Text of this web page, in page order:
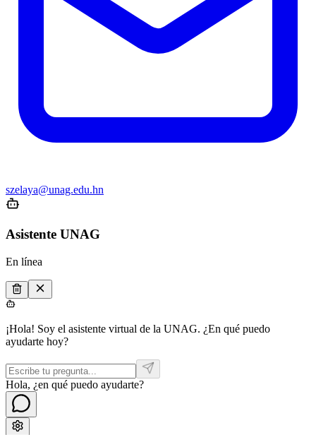
szelaya@unag.edu.hn
Asistente UNAG
En línea
¡Hola! Soy el asistente virtual de la UNAG. ¿En qué puedo
ayudarte hoy?
Hola, ¿en qué puedo ayudarte?